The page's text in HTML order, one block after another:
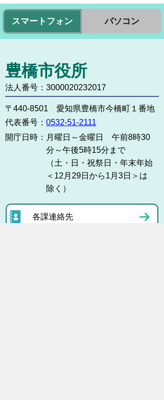
スマートフォン パソコン
豊橋市役所
法人番号：3000020232017
〒440-8501 愛知県豊橋市今橋町１番地
代表番号： 0532-51-2111
開庁日時： 月曜日～金曜日 午前8時30
分～午後5時15分まで
（土・日・祝祭日・年末年始
＜12月29日から1月3日＞は
除く）
各課連絡先